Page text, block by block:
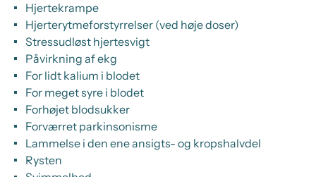
Hjertekrampe
Hjerterytmeforstyrrelser (ved høje doser)
Stressudløst hjertesvigt
Påvirkning af ekg
For lidt kalium i blodet
For meget syre i blodet
Forhøjet blodsukker
Forværret parkinsonisme
Lammelse i den ene ansigts- og kropshalvdel
Rysten